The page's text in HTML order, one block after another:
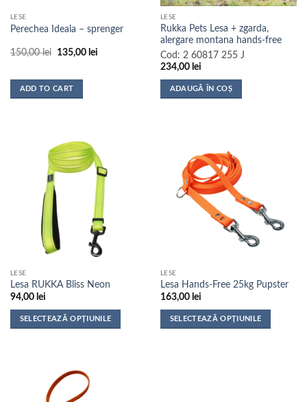
produsului.
LESE
Perechea Ideala – sprenger
150,00lei
Prețul
fost:
150,00 lei.
135,00 leiPrețul
ADD TO CART
LESE
Rukka Pets Lesa + zgarda,
alergare montana hands-free
Cod: 2 60817 255 J
234,00 lei
ADAUGĂ ÎN COȘ
LESE
Lesa RUKKA Bliss Neon
94,00 lei
SELECTEAZĂ OPȚIUNILE
LESE
Lesa Hands-Free 25kg Pupster
163,00 lei
SELECTEAZĂ OPȚIUNILE